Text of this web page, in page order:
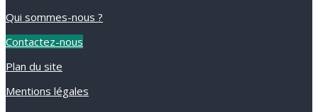
Qui sommes-nous ?
Contactez-nous
Plan du site
Mentions légales